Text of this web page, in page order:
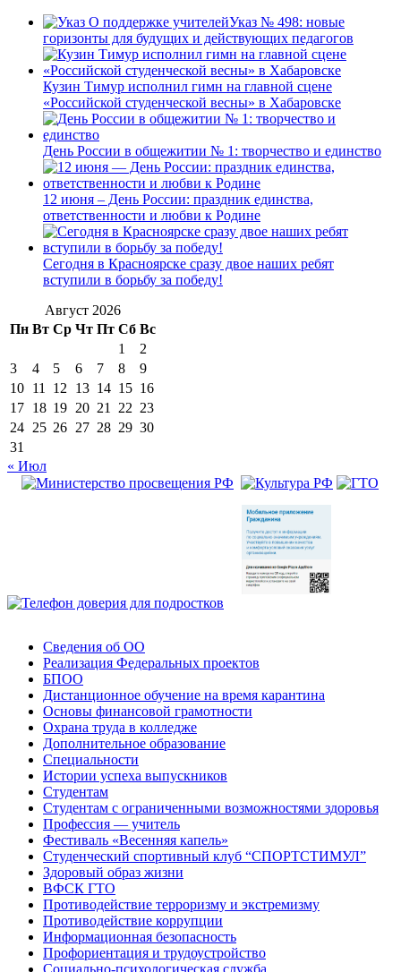
Указ № 498: новые
горизонты для будущих и действующих педагогов
Кузин Тимур исполнил гимн на главной сцене
«Российской студенческой весны» в Хабаровске
День России в общежитии № 1: творчество и единство
12 июня – День России: праздник единства,
ответственности и любви к Родине
Сегодня в Красноярске сразу двое наших ребят
вступили в борьбу за победу!
Август 2026
Пн Вт Ср Чт Пт Сб Вс
1
2
3
4 5 6 7 8
9
10 11 12 13 14 15 16
17 18 19 20 21 22 23
24 25 26 27 28 29 30
31
« Июл
Сведения об ОО
Реализация Федеральных проектов
БПОО
Дистанционное обучение на время карантина
Основы финансовой грамотности
Охрана труда в колледже
Дополнительное образование
Специальности
Истории успеха выпускников
Студентам
Студентам с ограниченными возможностями здоровья
Профессия — учитель
Фестиваль «Весенняя капель»
Студенческий спортивный клуб “СПОРТСТИМУЛ”
Здоровый образ жизни
ВФСК ГТО
Противодействие терроризму и экстремизму
Противодействие коррупции
Информационная безопасность
Профориентация и трудоустройство
Социально-психологическая служба